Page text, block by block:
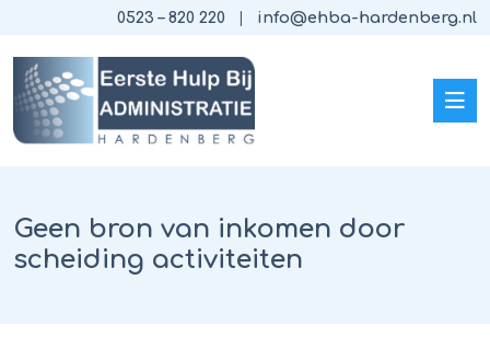
0523 – 820 220 info@ehba-hardenberg.nl
Geen bron van inkomen door
scheiding activiteiten